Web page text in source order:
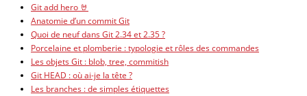
Git add hero 🤘
Anatomie d’un commit Git
Quoi de neuf dans Git 2.34 et 2.35 ?
Porcelaine et plomberie : typologie et rôles des commandes
Les objets Git : blob, tree, commitish
Git HEAD : où ai-je la tête ?
Les branches : de simples étiquettes